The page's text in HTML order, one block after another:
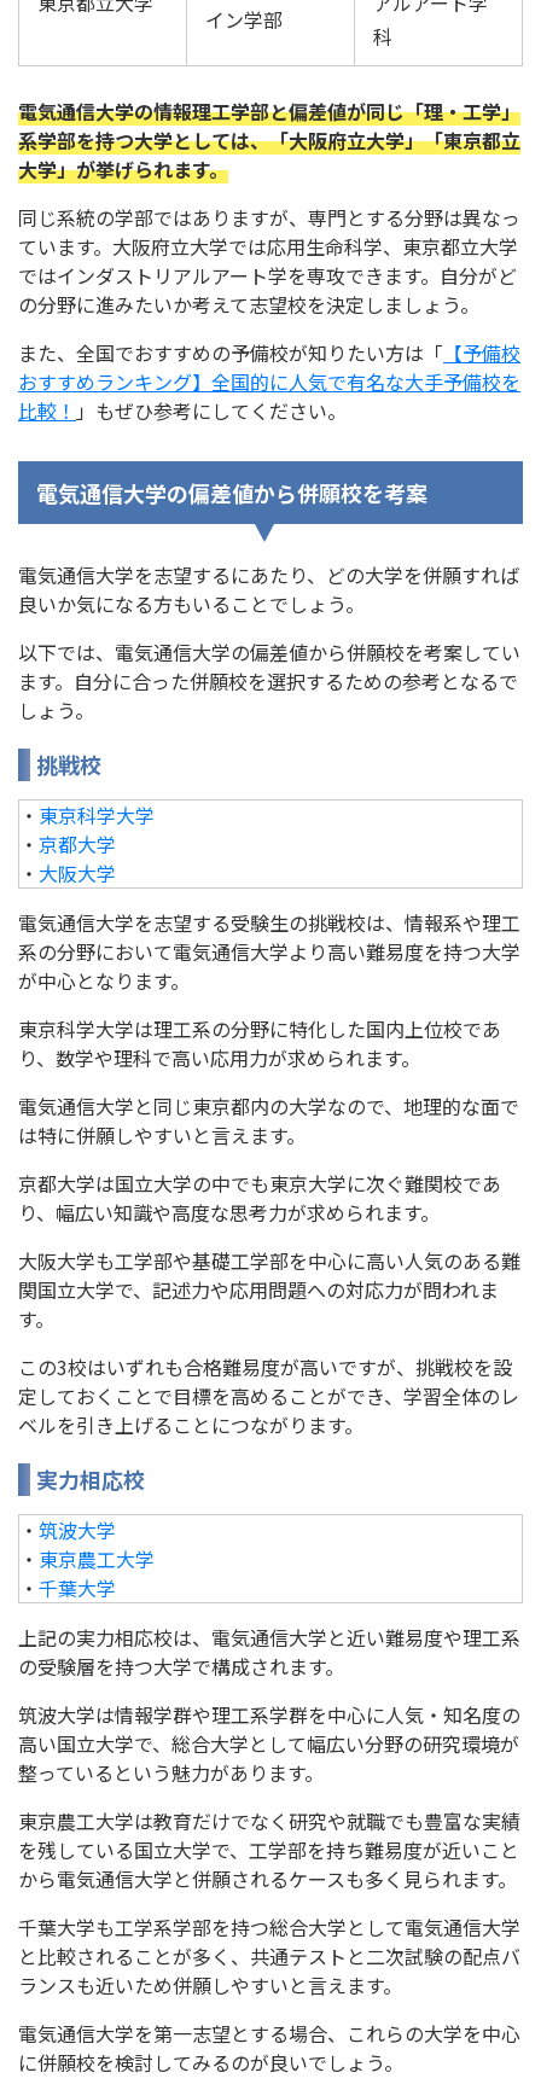
イン学部
科
電気通信大学の情報理工学部と偏差値が同じ「理・工学」
系学部を持つ大学としては、「大阪府立大学」「東京都立
大学」が挙げられます。
同じ系統の学部ではありますが、専門とする分野は異なっ
ています。大阪府立大学では応用生命科学、東京都立大学
ではインダストリアルアート学を専攻できます。自分がど
の分野に進みたいか考えて志望校を決定しましょう。
また、全国でおすすめの予備校が知りたい方は「 【予備校
おすすめランキング】全国的に人気で有名な大手予備校を
比較！ 」もぜひ参考にしてください。
電気通信大学の偏差値から併願校を考案
電気通信大学を志望するにあたり、どの大学を併願すれば
良いか気になる方もいることでしょう。
以下では、電気通信大学の偏差値から併願校を考案してい
ます。自分に合った併願校を選択するための参考となるで
しょう。
挑戦校
・ 東京科学大学
・ 京都大学
・ 大阪大学
電気通信大学を志望する受験生の挑戦校は、情報系や理工
系の分野において電気通信大学より高い難易度を持つ大学
が中心となります。
東京科学大学は理工系の分野に特化した国内上位校であ
り、数学や理科で高い応用力が求められます。
電気通信大学と同じ東京都内の大学なので、地理的な面で
は特に併願しやすいと言えます。
京都大学は国立大学の中でも東京大学に次ぐ難関校であ
り、幅広い知識や高度な思考力が求められます。
大阪大学も工学部や基礎工学部を中心に高い人気のある難
関国立大学で、記述力や応用問題への対応力が問われま
す。
この3校はいずれも合格難易度が高いですが、挑戦校を設
定しておくことで目標を高めることができ、学習全体のレ
ベルを引き上げることにつながります。
実力相応校
・ 筑波大学
・ 東京農工大学
・ 千葉大学
上記の実力相応校は、電気通信大学と近い難易度や理工系
の受験層を持つ大学で構成されます。
筑波大学は情報学群や理工系学群を中心に人気・知名度の
高い国立大学で、総合大学として幅広い分野の研究環境が
整っているという魅力があります。
東京農工大学は教育だけでなく研究や就職でも豊富な実績
を残している国立大学で、工学部を持ち難易度が近いこと
から電気通信大学と併願されるケースも多く見られます。
千葉大学も工学系学部を持つ総合大学として電気通信大学
と比較されることが多く、共通テストと二次試験の配点バ
ランスも近いため併願しやすいと言えます。
電気通信大学を第一志望とする場合、これらの大学を中心
に併願校を検討してみるのが良いでしょう。